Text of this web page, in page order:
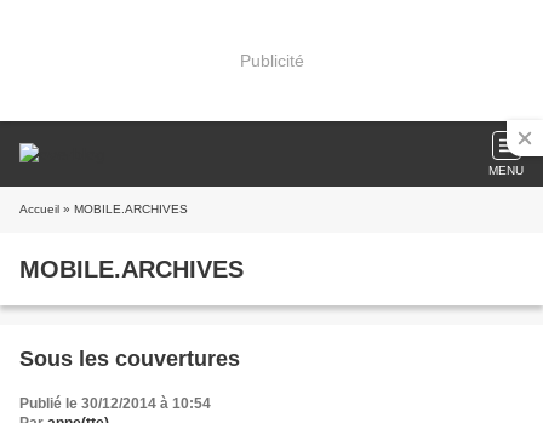
Publicité
MENU
Accueil » MOBILE.ARCHIVES
MOBILE.ARCHIVES
Sous les couvertures
Publié le 30/12/2014 à 10:54